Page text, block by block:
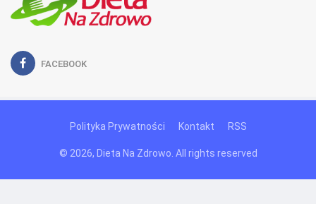
FACEBOOK
Polityka Prywatności Kontakt RSS
© 2026, Dieta Na Zdrowo. All rights reserved